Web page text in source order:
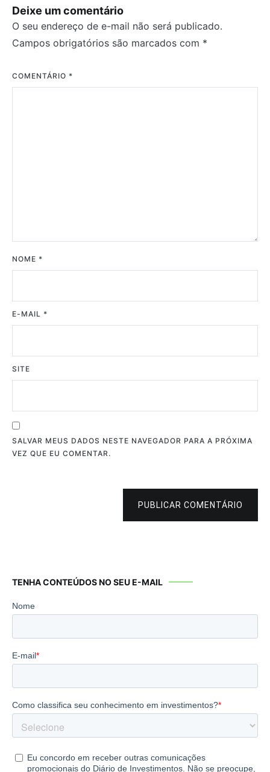
Deixe um comentário
O seu endereço de e-mail não será publicado.
Campos obrigatórios são marcados com *
COMENTÁRIO *
NOME *
E-MAIL *
SITE
SALVAR MEUS DADOS NESTE NAVEGADOR PARA A PRÓXIMA
VEZ QUE EU COMENTAR.
PUBLICAR COMENTÁRIO
TENHA CONTEÚDOS NO SEU E-MAIL